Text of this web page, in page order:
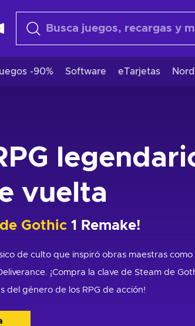
-90% Software eTarjetas
vuelta
Gothic 1 Remake!
de culto que inspiró obras maestras
¡Compra la clave de Steam de
del género de los RPG de acción!